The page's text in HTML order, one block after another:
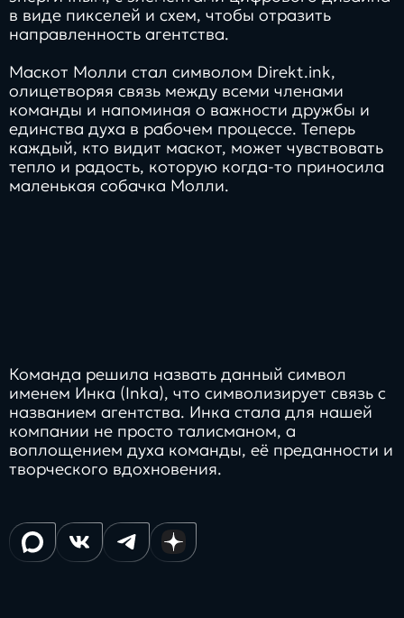
в виде пикселей и схем, чтобы отразить
направленность агентства.
Маскот Молли стал символом Direkt.ink,
олицетворяя связь между всеми членами
команды и напоминая о важности дружбы и
единства духа в рабочем процессе. Теперь
каждый, кто видит маскот, может чувствовать
тепло и радость, которую когда-то приносила
маленькая собачка Молли.
Команда решила назвать данный символ
именем Инка (Inkа), что символизирует связь с
названием агентства. Инка стала для нашей
компании не просто талисманом, а
воплощением духа команды, её преданности и
творческого вдохновения.